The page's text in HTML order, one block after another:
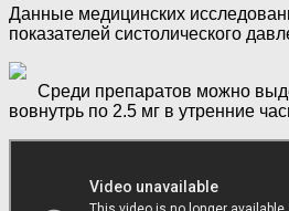
Данные медицинских
показателей систолического
Среди препаратов можно
вовнутрь по 2.5 мг в утренние